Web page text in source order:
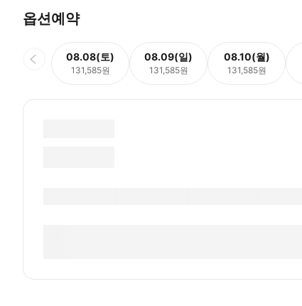
옵션예약
08.08(토)
131,585원
08.09(일)
131,585원
08.10(월)
131,585원